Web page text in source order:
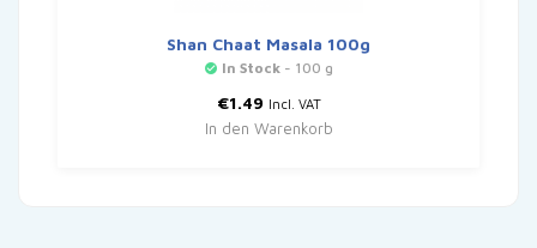
Shan Chaat Masala 100g
In Stock - 100 g
€1.49 Incl. VAT
In den Warenkorb